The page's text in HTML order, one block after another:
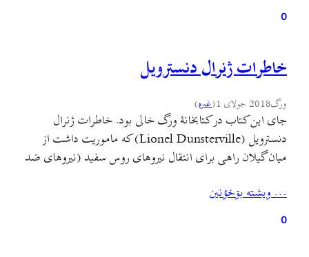
0
خاطرات ژنرال دنسترویل
ورگ2018 جولای 1 (غىره)
جای این کتاب در کتابخانهٔ ورگ خالی بود. خاطرات ژنرال
دنسترویل (Lionel Dunsterville) که ماموریت داشت از
میان گیلان راهی برای انتقال نیروهای روس سفید (نیروهای ضد
بادکوبه و قفقاز و مناطق نفت‌خیزش باز کرده و همهٔ موانع سر راه
(از جمله نیروهای جنگلی به…
… ويشته بۊخؤنين
0